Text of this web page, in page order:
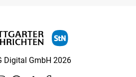
Digital GmbH 2026